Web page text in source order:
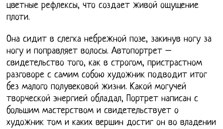
цветные рефлексы, что создает живой ощущение
плоти.
Она сидит в слегка небрежной позе, закинув ногу за
ногу и поправляет волосы. Автопортрет –
свидетельство того, как в строгом, пристрастном
разговоре с самим собою художник подводит итог
без малого полувековой жизни. Какой могучей
творческой энергией обладал, Портрет написан с
большим мастерством и свидетельствует о
художник том и каких вершин достиг он во владении